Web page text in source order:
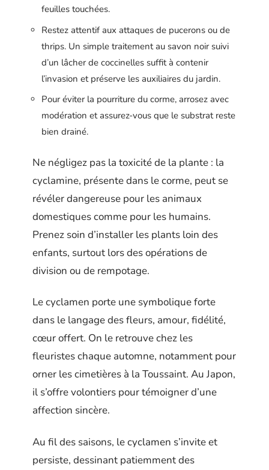
feuilles touchées.
Restez attentif aux attaques de pucerons ou de
thrips. Un simple traitement au savon noir suivi
d’un lâcher de coccinelles suffit à contenir
l’invasion et préserve les auxiliaires du jardin.
Pour éviter la pourriture du corme, arrosez avec
modération et assurez-vous que le substrat reste
bien drainé.
Ne négligez pas la toxicité de la plante : la
cyclamine, présente dans le corme, peut se
révéler dangereuse pour les animaux
domestiques comme pour les humains.
Prenez soin d’installer les plants loin des
enfants, surtout lors des opérations de
division ou de rempotage.
Le cyclamen porte une symbolique forte
dans le langage des fleurs, amour, fidélité,
cœur offert. On le retrouve chez les
fleuristes chaque automne, notamment pour
orner les cimetières à la Toussaint. Au Japon,
il s’offre volontiers pour témoigner d’une
affection sincère.
Au fil des saisons, le cyclamen s’invite et
persiste, dessinant patiemment des